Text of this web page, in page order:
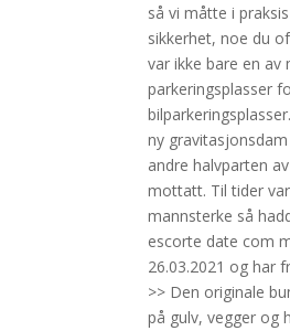
så vi måtte i
sikkerhet, noe du
var ikke bare en av
parkeringsplasser
ny
andre halvparten
mottatt. Til tider
mannsterke så
escorte date com
26.03.2021 og har
>> Den originale
på gulv, vegger og